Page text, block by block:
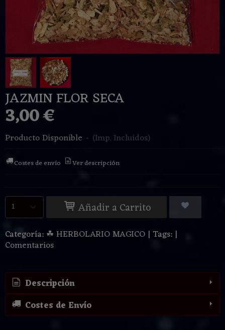
JAZMIN FLOR SECA
3,00 €
Producto Disponible - (Imp. Incluidos)
Costes de envío Ver descripción
Añadir a Carrito
Categoría: ☘ HERBOLARIO MAGICO | Tags: |
Comentarios
Descripción
Costes de Envío